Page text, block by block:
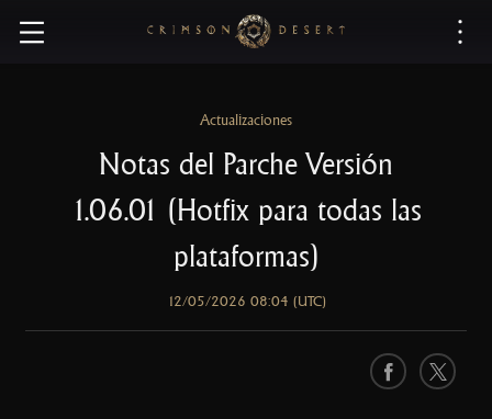
C
n
D
e
t
Actualizaciones
Notas del Parche Versión
1.06.01 (Hotfix para todas las
plataformas)
12/05/2026 08:04 (UTC)
F
X